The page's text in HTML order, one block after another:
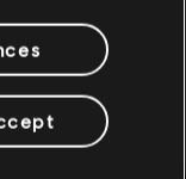
2 Épicos, 2
Alpha (3 Raros,